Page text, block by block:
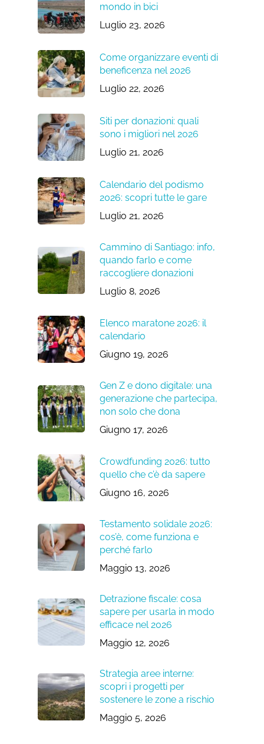
mondo in bici
Luglio 23, 2026
Come organizzare eventi di
beneficenza nel 2026
Luglio 22, 2026
Siti per donazioni: quali
sono i migliori nel 2026
Luglio 21, 2026
Calendario del podismo
2026: scopri tutte le gare
Luglio 21, 2026
Cammino di Santiago: info,
quando farlo e come
raccogliere donazioni
Luglio 8, 2026
Elenco maratone 2026: il
calendario
Giugno 19, 2026
Gen Z e dono digitale: una
generazione che partecipa,
non solo che dona
Giugno 17, 2026
Crowdfunding 2026: tutto
quello che c’è da sapere
Giugno 16, 2026
Testamento solidale 2026:
cos’è, come funziona e
perché farlo
Maggio 13, 2026
Detrazione fiscale: cosa
sapere per usarla in modo
efficace nel 2026
Maggio 12, 2026
Strategia aree interne:
scopri i progetti per
sostenere le zone a rischio
Maggio 5, 2026